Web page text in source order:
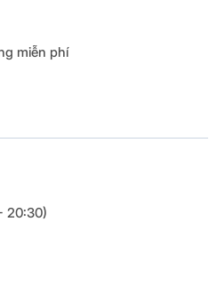
miễn phí
20:30)